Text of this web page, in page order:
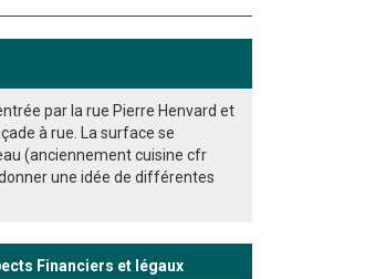
par la rue Pierre Henvard et
à rue. La surface se
(anciennement cuisine cfr
une idée de différentes
Financiers et légaux